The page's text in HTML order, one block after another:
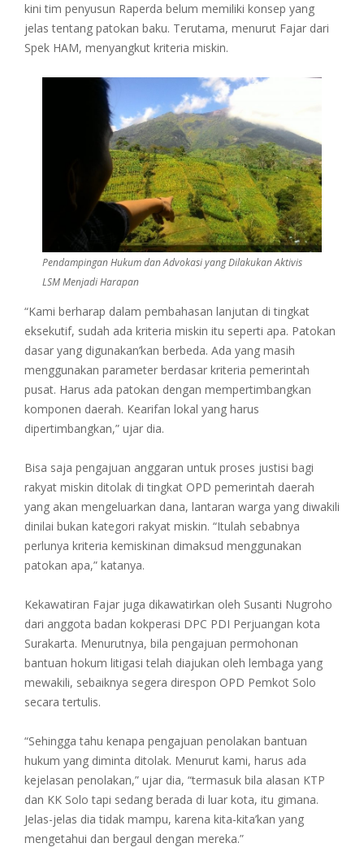
kini tim penyusun Raperda belum memiliki konsep yang
jelas tentang patokan baku. Terutama, menurut Fajar dari
Spek HAM, menyangkut kriteria miskin.
Pendampingan Hukum dan Advokasi yang Dilakukan Aktivis
LSM Menjadi Harapan
“Kami berharap dalam pembahasan lanjutan di tingkat
eksekutif, sudah ada kriteria miskin itu seperti apa. Patokan
dasar yang digunakan’kan berbeda. Ada yang masih
menggunakan parameter berdasar kriteria pemerintah
pusat. Harus ada patokan dengan mempertimbangkan
komponen daerah. Kearifan lokal yang harus
dipertimbangkan,” ujar dia.
Bisa saja pengajuan anggaran untuk proses justisi bagi
rakyat miskin ditolak di tingkat OPD pemerintah daerah
yang akan mengeluarkan dana, lantaran warga yang diwakili
dinilai bukan kategori rakyat miskin. “Itulah sebabnya
perlunya kriteria kemiskinan dimaksud menggunakan
patokan apa,” katanya.
Kekawatiran Fajar juga dikawatirkan oleh Susanti Nugroho
dari anggota badan kokperasi DPC PDI Perjuangan kota
Surakarta. Menurutnya, bila pengajuan permohonan
bantuan hokum litigasi telah diajukan oleh lembaga yang
mewakili, sebaiknya segera direspon OPD Pemkot Solo
secara tertulis.
“Sehingga tahu kenapa pengajuan penolakan bantuan
hukum yang diminta ditolak. Menurut kami, harus ada
kejelasan penolakan,” ujar dia, “termasuk bila alasan KTP
dan KK Solo tapi sedang berada di luar kota, itu gimana.
Jelas-jelas dia tidak mampu, karena kita-kita’kan yang
mengetahui dan bergaul dengan mereka.”